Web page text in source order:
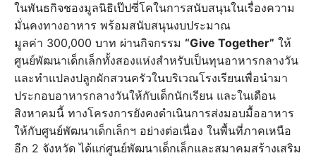
ในพันธกิจชองมูลนิธิเป๊ปซี่โคในการสนับสนุนในเรื่องความ
มั่นคงทางอาหาร พร้อมสนับสนุนงบประมาณ
มูลค่า 300,000 บาท ผ่านกิจกรรม “Give Together” ให้
ศูนย์พัฒนาเด็กเล็กทั้งสองแห่งสำหรับเป็นทุนอาหารกลางวัน
และทำแปลงปลูกผักสวนครัวในบริเวณโรงเรียนเพื่อนำมา
ประกอบอาหารกลางวันให้กับเด็กนักเรียน และในเดือน
สิงหาคมนี้ ทางโครงการยังคงดำเนินการส่งมอบมื้ออาหาร
ให้กับศูนย์พัฒนาเด็กเล็กฯ อย่างต่อเนื่อง ในพื้นที่ภาคเหนือ
อีก 2 จังหวัด ได้แก่ศูนย์พัฒนาเด็กเล็กและสมาคมสร้างเสริม